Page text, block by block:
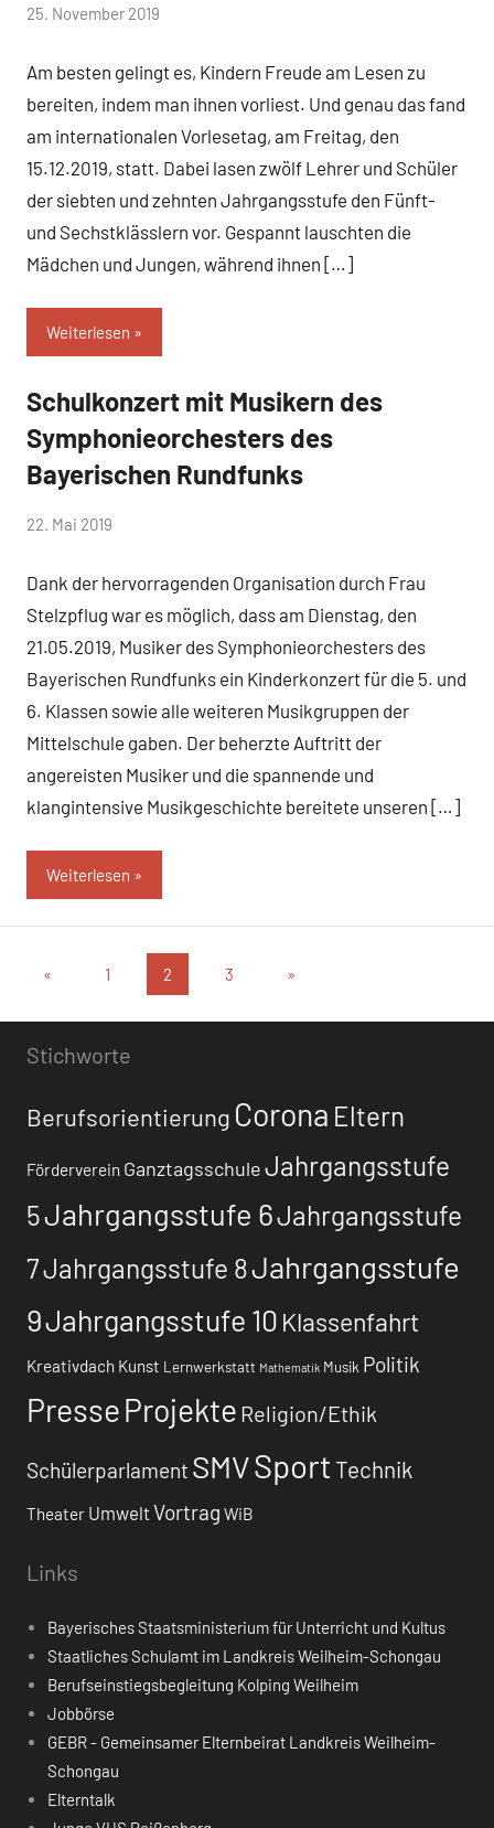
von
Peißenberg
25. November 2019
Am besten gelingt es, Kindern Freude am Lesen zu
bereiten, indem man ihnen vorliest. Und genau das fand
am internationalen Vorlesetag, am Freitag, den
15.12.2019, statt. Dabei lasen zwölf Lehrer und Schüler
der siebten und zehnten Jahrgangsstufe den Fünft-
und Sechstklässlern vor. Gespannt lauschten die
Mädchen und Jungen, während ihnen […]
Weiterlesen
Allgemein
Schulkonzert mit Musikern des
Symphonieorchesters des
Bayerischen Rundfunks
von
Peißenberg
22. Mai 2019
Dank der hervorragenden Organisation durch Frau
Stelzpflug war es möglich, dass am Dienstag, den
21.05.2019, Musiker des Symphonieorchesters des
Bayerischen Rundfunks ein Kinderkonzert für die 5. und
6. Klassen sowie alle weiteren Musikgruppen der
Mittelschule gaben. Der beherzte Auftritt der
angereisten Musiker und die spannende und
klangintensive Musikgeschichte bereitete unseren […]
Weiterlesen
Seitennummerierung
der
Beiträge
« Vorherige1 2 3
Nächste
»
Stichworte
Berufsorientierung Corona Eltern
Förderverein GanztagsschuleJahrgangsstufe
5Jahrgangsstufe 6Jahrgangsstufe
7Jahrgangsstufe 8Jahrgangsstufe
9Jahrgangsstufe 10 Klassenfahrt
Kreativdach Kunst Lernwerkstatt Mathematik Musik Politik
PresseProjekte Religion/Ethik
Schülerparlament SMVSport Technik
Theater UmweltVortrag WiB
Links
Bayerisches Staatsministerium für Unterricht und Kultus
Staatliches Schulamt im Landkreis Weilheim-Schongau
Berufseinstiegsbegleitung Kolping Weilheim
Jobbörse
GEBR - Gemeinsamer Elternbeirat Landkreis Weilheim-
Schongau
Elterntalk